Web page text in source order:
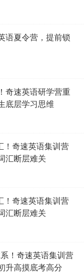
语夏令营，提前锁
奇速英语研学营重
底层学习思维
！奇速英语集训营
汇断层难关
！奇速英语集训营
汇断层难关
！奇速英语集训营
升高摸底考高分